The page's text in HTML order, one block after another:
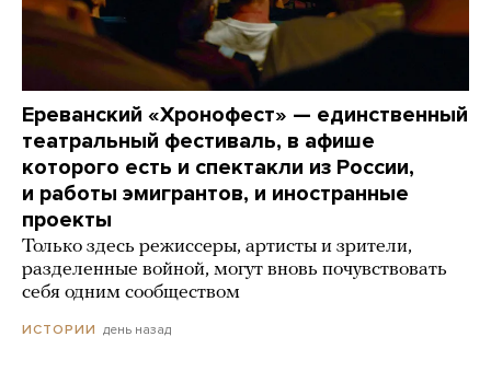
Ереванский «Хронофест» — единственный
театральный фестиваль, в афише
которого есть и спектакли из России,
и работы эмигрантов, и иностранные
проекты
Только здесь режиссеры, артисты и зрители,
разделенные войной, могут вновь почувствовать
себя одним сообществом
ИСТОРИИ день назад